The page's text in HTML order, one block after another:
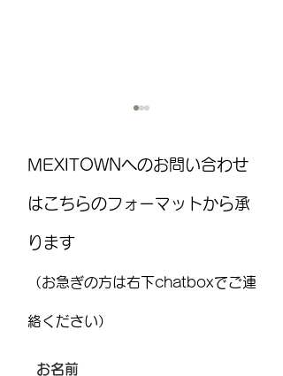
国際気球フェスティバル
(FIG)2026、今年もレオンで
開催！豪華ライブ出演者
を発表 海外アーティス
結
MEXITOWNへのお問い合わせ
はこちらのフォーマットから承
ります
（お急ぎの方は右下chatboxでご連
絡ください）